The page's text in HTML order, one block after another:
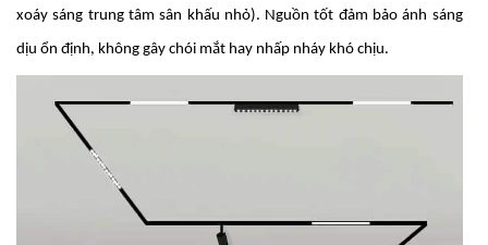
xoáy sáng trung tâm sân khấu nhỏ). Nguồn tốt đảm bảo ánh sáng
dịu ổn định, không gây chói mắt hay nhấp nháy khó chịu.